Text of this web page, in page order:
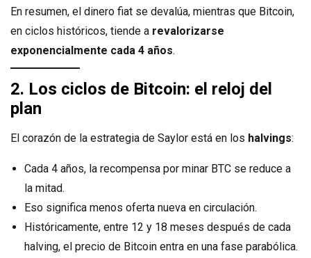
En resumen, el dinero fiat se devalúa, mientras que Bitcoin,
en ciclos históricos, tiende a revalorizarse
exponencialmente cada 4 años.
2. Los ciclos de Bitcoin: el reloj del
plan
El corazón de la estrategia de Saylor está en los halvings:
Cada 4 años, la recompensa por minar BTC se reduce a
la mitad.
Eso significa menos oferta nueva en circulación.
Históricamente, entre 12 y 18 meses después de cada
halving, el precio de Bitcoin entra en una fase parabólica.